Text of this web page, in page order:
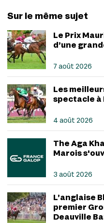
Sur le même sujet
Le Prix
d’une
7 août 2026
Les
spectacle à
4 août 2026
The Aga
Marois
3 août 2026
L’anglaise
premier
Deauville